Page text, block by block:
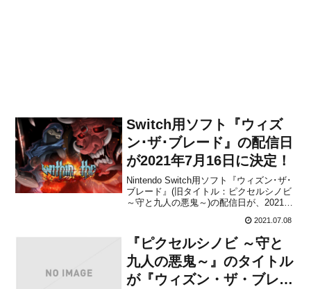
Switch用ソフト『ウィズ
ン･ザ･ブレード』の配信日
が2021年7月16日に決定！
Nintendo Switch用ソフト『ウィズン･ザ･
ブレード』(旧タイトル：ピクセルシノビ
～守と九人の悪鬼～)の配信日が、2021年
1,200円(税込)に設定されています。本作
は、粉々に敵を切り刻んでいくステルス
系忍者アクションゲームです。...
2021.07.08
『ピクセルシノビ ～守と
九人の悪鬼～』のタイトル
が『ウィズン・ザ・ブレー